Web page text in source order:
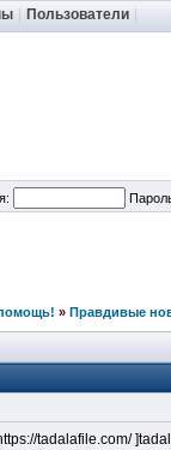
Пользователи
» Правдивые
tadalafile.com/